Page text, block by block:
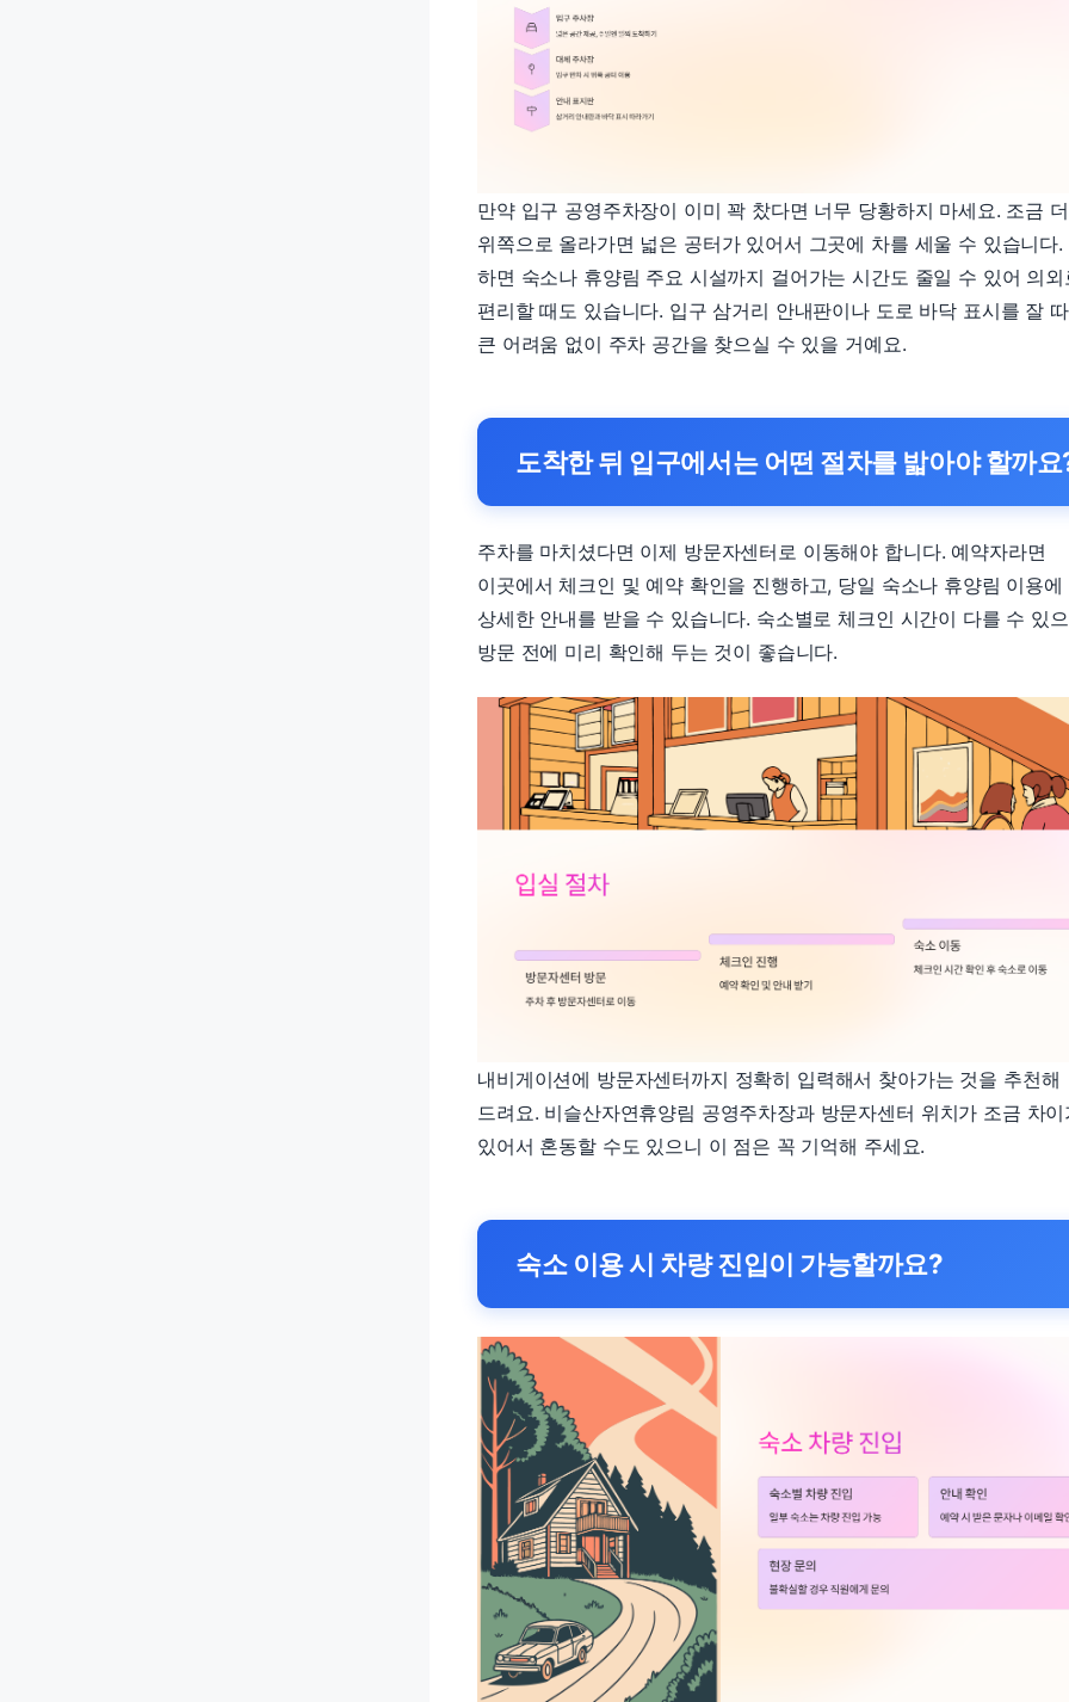
만약 입구 공영주차장이 이미 꽉 찼다면 너무 당황하지 마세요. 조금 더
위쪽으로 올라가면 넓은 공터가 있어서 그곳에 차를 세울 수 있습니다.
하면 숙소나 휴양림 주요 시설까지 걸어가는 시간도 줄일 수 있어 의외
편리할 때도 있습니다. 입구 삼거리 안내판이나 도로 바닥 표시를 잘
큰 어려움 없이 주차 공간을 찾으실 수 있을 거예요.
도착한 뒤 입구에서는 어떤 절차를 밟아야 할까요
주차를 마치셨다면 이제 방문자센터로 이동해야 합니다. 예약자라면
이곳에서 체크인 및 예약 확인을 진행하고, 당일 숙소나 휴양림 이용에
상세한 안내를 받을 수 있습니다. 숙소별로 체크인 시간이 다를 수 있
방문 전에 미리 확인해 두는 것이 좋습니다.
내비게이션에 방문자센터까지 정확히 입력해서 찾아가는 것을 추천해
드려요. 비슬산자연휴양림 공영주차장과 방문자센터 위치가 조금 차이
있어서 혼동할 수도 있으니 이 점은 꼭 기억해 주세요.
숙소 이용 시 차량 진입이 가능할까요?